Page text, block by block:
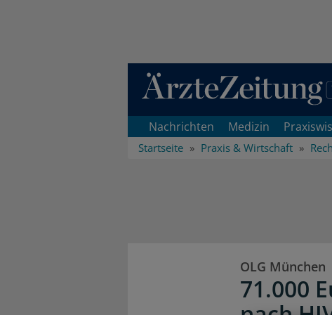
Direkt zum Inhaltsbereich
Nachrichten Medizin
Startseite Praxis & Wirtschaft
OLG München
71.000